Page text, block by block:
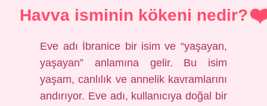
Havva isminin kökeni nedir?
Eve adı İbranice bir isim ve “yaşayan,
yaşayan” anlamına gelir. Bu isim
yaşam, canlılık ve annelik kavramlarını
andırıyor. Eve adı, kullanıcıya doğal bir